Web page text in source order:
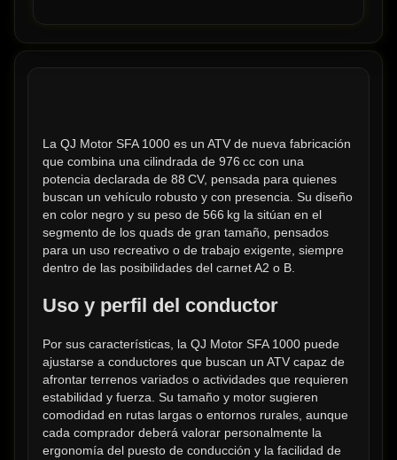
La QJ Motor SFA 1000 es un ATV de nueva fabricación
que combina una cilindrada de 976 cc con una
potencia declarada de 88 CV, pensada para quienes
buscan un vehículo robusto y con presencia. Su diseño
en color negro y su peso de 566 kg la sitúan en el
segmento de los quads de gran tamaño, pensados
para un uso recreativo o de trabajo exigente, siempre
dentro de las posibilidades del carnet A2 o B.
Uso y perfil del conductor
Por sus características, la QJ Motor SFA 1000 puede
ajustarse a conductores que buscan un ATV capaz de
afrontar terrenos variados o actividades que requieren
estabilidad y fuerza. Su tamaño y motor sugieren
comodidad en rutas largas o entornos rurales, aunque
cada comprador deberá valorar personalmente la
ergonomía del puesto de conducción y la facilidad de